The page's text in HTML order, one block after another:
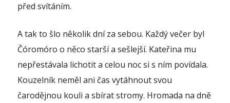
před svítáním.
A tak to šlo několik dní za sebou. Každý večer byl
Čóromóro o něco starší a sešlejší. Kateřina mu
nepřestávala lichotit a celou noc si s ním povídala.
Kouzelník neměl ani čas vytáhnout svou
čarodějnou kouli a sbírat stromy. Hromada na dně